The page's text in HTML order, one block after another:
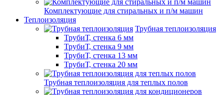
Комплектующие для стиральных и п/м машин
Теплоизоляция
Трубная теплоизоляция
ТрубиТ, стенка 6 мм
ТрубиТ, стенка 9 мм
ТрубиТ, стенка 13 мм
ТрубиТ, стенка 20 мм
Трубная теплоизоляция для теплых полов